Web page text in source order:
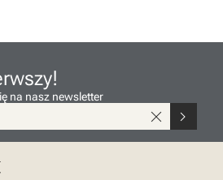
na nasz newsletter
close chevron_right